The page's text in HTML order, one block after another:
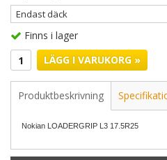
Finns i lager
LÄGG I VARUKORG »
Produktbeskrivning
Nokian LOADERGRIP L3 17.5R25